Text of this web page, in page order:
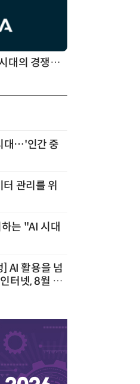
체계화 된 데이터가 곧 AI 시대의 경쟁력이다
대…'인간 중
관리를 위
는 "AI 시대
] AI 활용을 넘
터넷, 8월 실